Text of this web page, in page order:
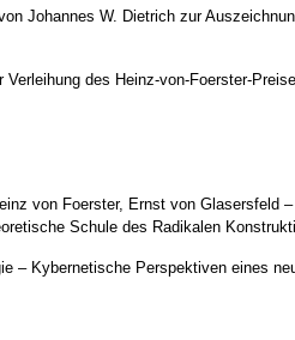
Johannes W. Dietrich zur
Verleihung des Heinz-von-Foerster-
von Foerster, Ernst von Glasersfeld
Schule des Radikalen
– Kybernetische Perspektiven eines